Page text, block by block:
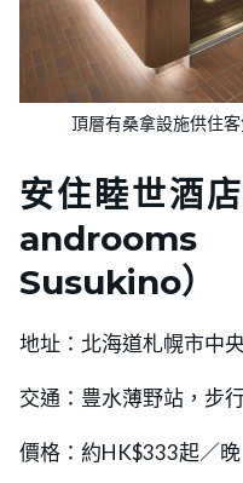
頂層有桑拿設施供住
安住睦世酒
Susukino）
地址：北海道札幌市中
交通：豊水薄野站，步
價格：約HK$333起／晚